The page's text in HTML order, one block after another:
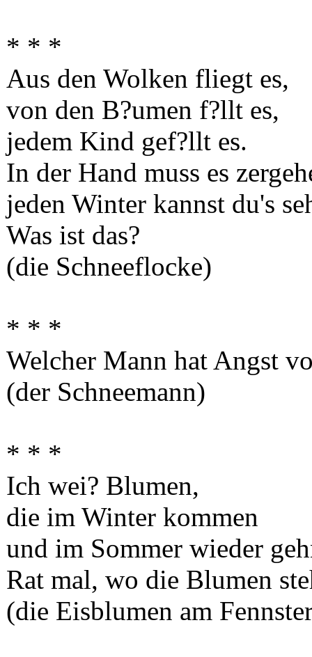
* * *
Aus den Wolken fliegt es,
von den B?umen f?llt es,
jedem Kind gef?llt es.
In der Hand muss es
jeden Winter kannst du's
Was ist das?
(die Schneeflocke)
* * *
Welcher Mann hat Angst
(der Schneemann)
* * *
Ich wei? Blumen,
die im Winter kommen
und im Sommer wieder
Rat mal, wo die Blumen
(die Eisblumen am